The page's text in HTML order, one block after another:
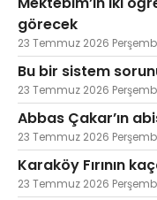
görecek
23 Temmuz 2026
Bu bir sistem
23 Temmuz 2026
Abbas Çakar’ın
23 Temmuz 2026
Karaköy Fırının
23 Temmuz 2026